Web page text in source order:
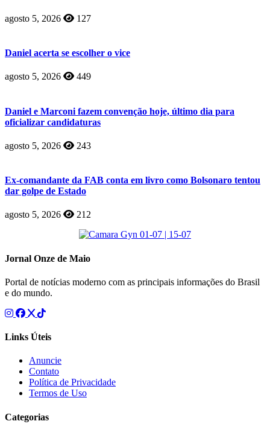
agosto 5, 2026 127
Daniel acerta se escolher o vice
agosto 5, 2026 449
Daniel e Marconi fazem convenção hoje, último dia para
oficializar candidaturas
agosto 5, 2026 243
Ex-comandante da FAB conta em livro como Bolsonaro tentou
dar golpe de Estado
agosto 5, 2026 212
Jornal Onze de Maio
Portal de notícias moderno com as principais informações do Brasil
e do mundo.
Links Úteis
Anuncie
Contato
Política de Privacidade
Termos de Uso
Categorias